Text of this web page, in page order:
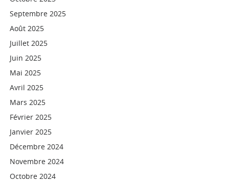
Septembre 2025
Août 2025
Juillet 2025
Juin 2025
Mai 2025
Avril 2025
Mars 2025
Février 2025
Janvier 2025
Décembre 2024
Novembre 2024
Octobre 2024